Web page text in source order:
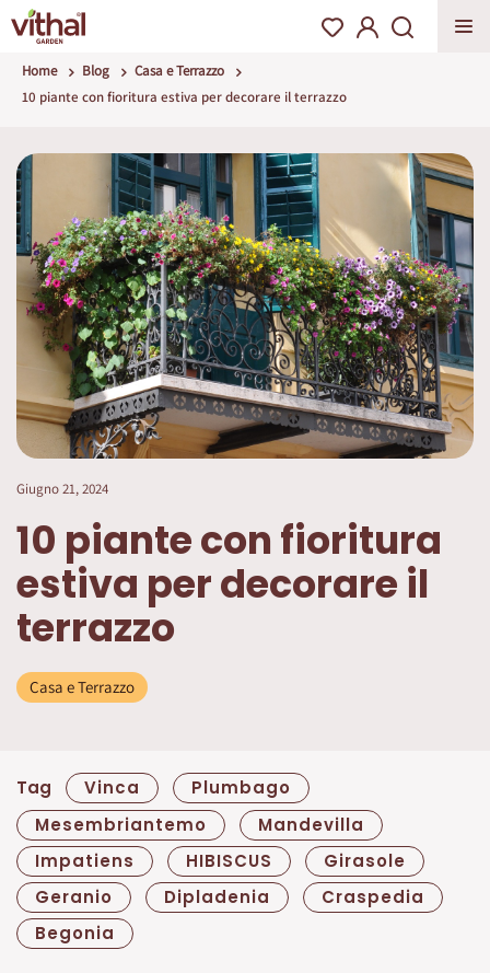
Home Blog
Casa e Terrazzo
10 piante con fioritura estiva per decorare il terrazzo
Giugno 21, 2024
10 piante con fioritura
estiva per decorare il
terrazzo
Casa e Terrazzo
Tag Vinca
Plumbago
Mesembriantemo
Mandevilla
Impatiens
HIBISCUS
Girasole
Geranio
Dipladenia
Craspedia
Begonia